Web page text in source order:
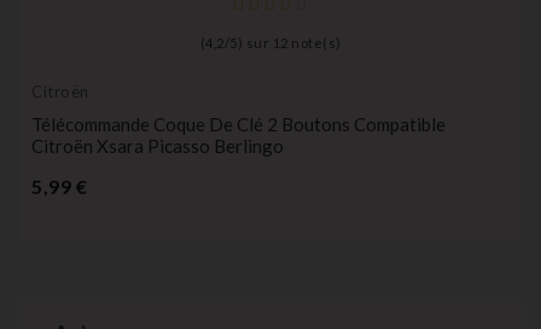
(4,2 / 5) sur 12 note(s)
Citroën
Télécommande Coque De Clé 2 Boutons Compatible
Citroën Xsara Picasso Berlingo
5,99 €